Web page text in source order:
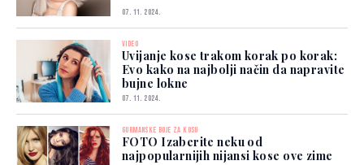
07. 11. 2024.
VIDEO
Uvijanje kose trakom korak po korak:
Evo kako na najbolji način da napravite
bujne lokne
07. 11. 2024.
GURMANSKE BOJE ZA KOSU
FOTO Izaberite neku od
najpopularnijih nijansi kose ove zime